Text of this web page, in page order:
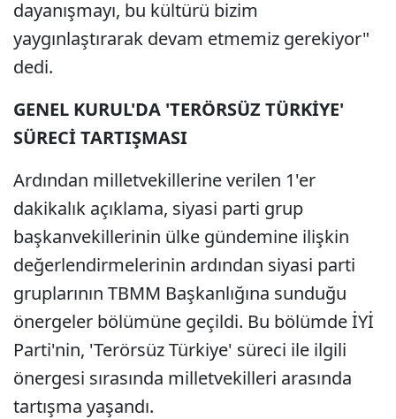
dayanışmayı, bu kültürü bizim
yaygınlaştırarak devam etmemiz gerekiyor"
dedi.
GENEL KURUL'DA 'TERÖRSÜZ TÜRKİYE'
SÜRECİ TARTIŞMASI
Ardından milletvekillerine verilen 1'er
dakikalık açıklama, siyasi parti grup
başkanvekillerinin ülke gündemine ilişkin
değerlendirmelerinin ardından siyasi parti
gruplarının TBMM Başkanlığına sunduğu
önergeler bölümüne geçildi. Bu bölümde İYİ
Parti'nin, 'Terörsüz Türkiye' süreci ile ilgili
önergesi sırasında milletvekilleri arasında
tartışma yaşandı.